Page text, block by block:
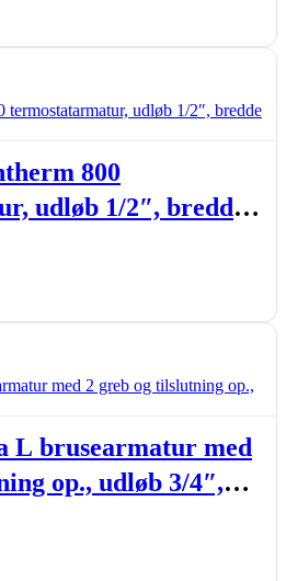
800
udløb 1/2″, bredde
L brusearmatur med
op., udløb 3/4″,